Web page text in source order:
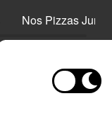
Nos Pizzas Junior